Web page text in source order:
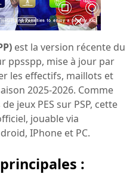
est la version récente du
ppsspp, mise à jour par
les effectifs, maillots et
2025-2026. Comme
jeux PES sur PSP, cette
jouable via
IPhone et PC.
: